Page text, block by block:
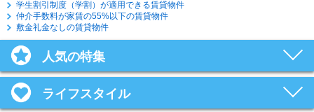
学生割引制度（学割）が適用できる賃貸物件
仲介手数料が家賃の55%以下の賃貸物件
敷金礼金なしの賃貸物件
人気の特集
ライフスタイル